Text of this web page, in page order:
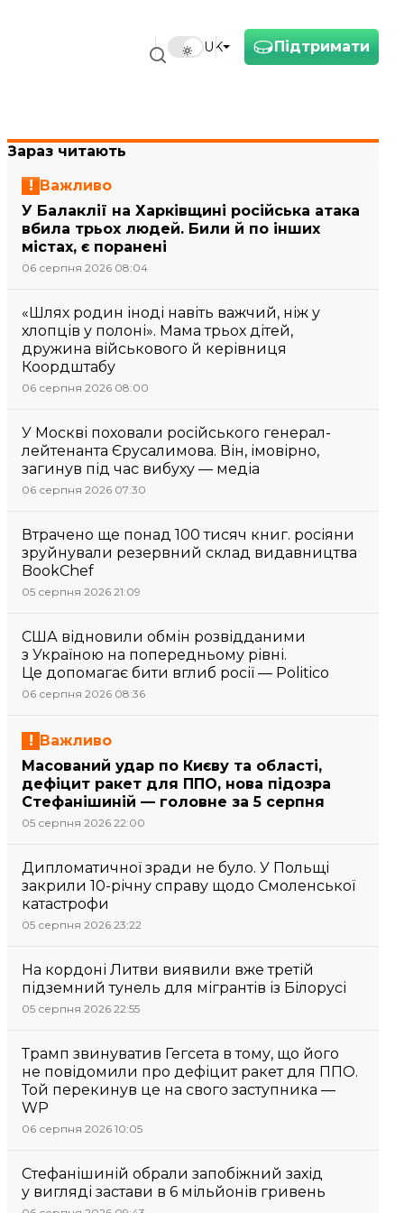
Підтримати
UK
Зараз читають
Важливо
У Балаклії на Харківщині російська атака
вбила трьох людей. Били й по інших
містах, є поранені
06 серпня 2026 08:04
«Шлях родин іноді навіть важчий, ніж у
хлопців у полоні». Мама трьох дітей,
дружина військового й керівниця
Коордштабу
06 серпня 2026 08:00
У Москві поховали російського генерал-
лейтенанта Єрусалимова. Він, імовірно,
загинув під час вибуху — медіа
06 серпня 2026 07:30
Втрачено ще понад 100 тисяч книг. росіяни
зруйнували резервний склад видавництва
BookChef
05 серпня 2026 21:09
США відновили обмін розвідданими
з Україною на попередньому рівні.
Це допомагає бити вглиб росії — Politico
06 серпня 2026 08:36
Важливо
Масований удар по Києву та області,
дефіцит ракет для ППО, нова підозра
Стефанішиній — головне за 5 серпня
05 серпня 2026 22:00
Дипломатичної зради не було. У Польщі
закрили 10-річну справу щодо Смоленської
катастрофи
05 серпня 2026 23:22
На кордоні Литви виявили вже третій
підземний тунель для мігрантів із Білорусі
05 серпня 2026 22:55
Трамп звинуватив Гегсета в тому, що його
не повідомили про дефіцит ракет для ППО.
Той перекинув це на свого заступника —
WP
06 серпня 2026 10:05
Стефанішиній обрали запобіжний захід
у вигляді застави в 6 мільйонів гривень